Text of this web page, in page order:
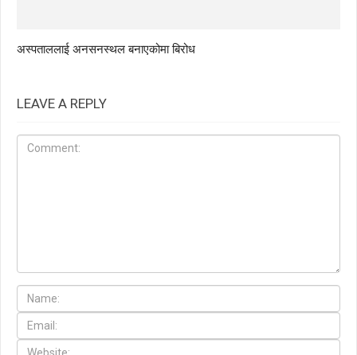
अस्पताललाई अनसनस्थल बनाएकोमा बिरोध
LEAVE A REPLY